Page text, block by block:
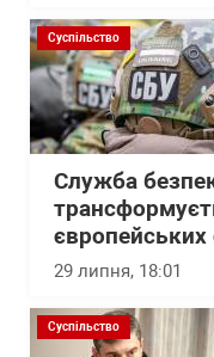
Суспільство
Служба
європейських
29 липня, 18:01
Суспільство